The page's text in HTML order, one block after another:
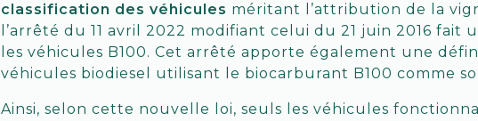
classification des véhicules méritant l’attribution de la
l’arrêté du 11 avril 2022 modifiant celui du 21 juin 2016
les véhicules B100. Cet arrêté apporte également une
véhicules biodiesel utilisant le biocarburant B100 comme
Ainsi, selon cette nouvelle loi, seuls les véhicules